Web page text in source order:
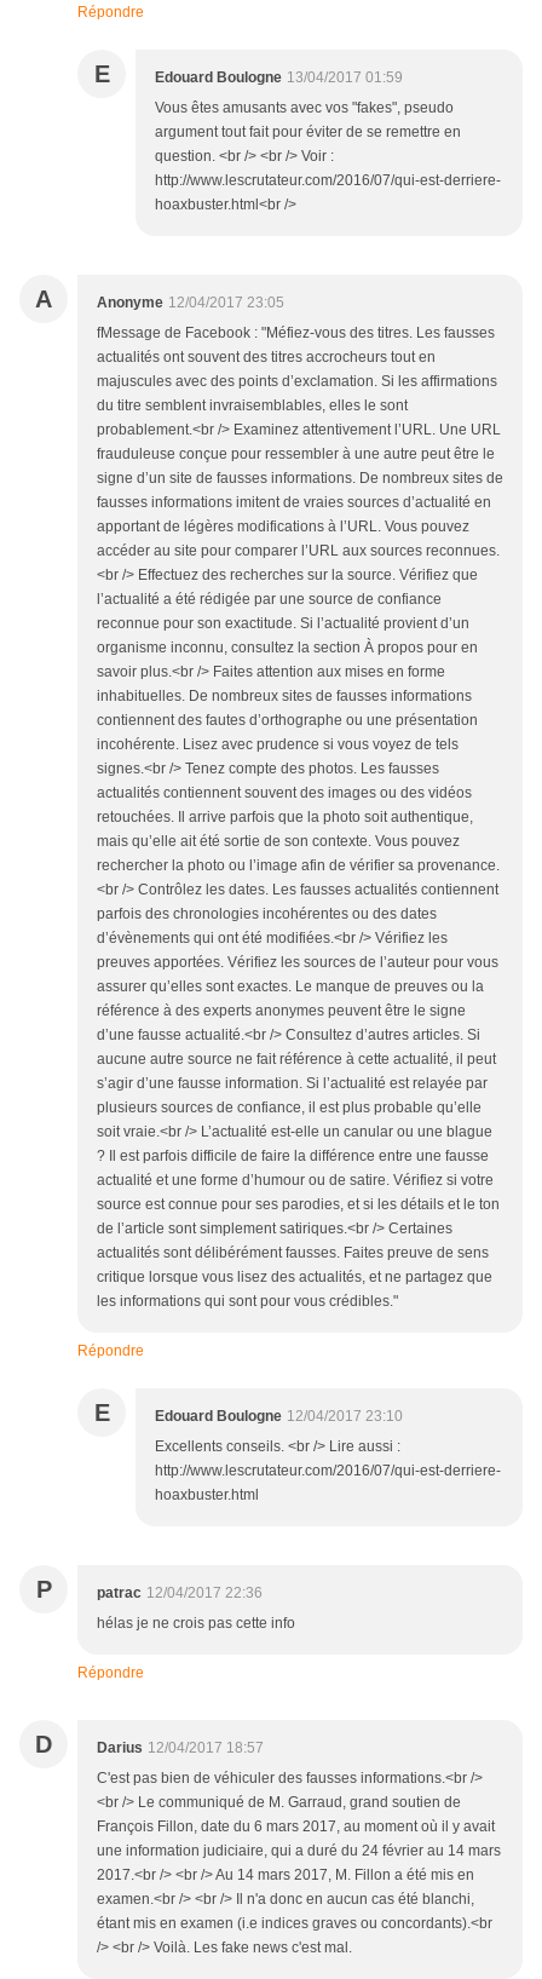
Répondre
E Edouard Boulogne 13/04/2017 01:59
Vous êtes amusants avec vos "fakes", pseudo
argument tout fait pour éviter de se remettre en
question. <br /> <br /> Voir :
http://www.lescrutateur.com/2016/07/qui-est-derriere-
hoaxbuster.html<br />
A Anonyme 12/04/2017 23:05
fMessage de Facebook : "Méfiez-vous des titres. Les fausses
actualités ont souvent des titres accrocheurs tout en
majuscules avec des points d’exclamation. Si les affirmations
du titre semblent invraisemblables, elles le sont
probablement.<br /> Examinez attentivement l’URL. Une URL
frauduleuse conçue pour ressembler à une autre peut être le
signe d’un site de fausses informations. De nombreux sites de
fausses informations imitent de vraies sources d’actualité en
apportant de légères modifications à l’URL. Vous pouvez
accéder au site pour comparer l’URL aux sources reconnues.
<br /> Effectuez des recherches sur la source. Vérifiez que
l’actualité a été rédigée par une source de confiance
reconnue pour son exactitude. Si l’actualité provient d’un
organisme inconnu, consultez la section À propos pour en
savoir plus.<br /> Faites attention aux mises en forme
inhabituelles. De nombreux sites de fausses informations
contiennent des fautes d’orthographe ou une présentation
incohérente. Lisez avec prudence si vous voyez de tels
signes.<br /> Tenez compte des photos. Les fausses
actualités contiennent souvent des images ou des vidéos
retouchées. Il arrive parfois que la photo soit authentique,
mais qu’elle ait été sortie de son contexte. Vous pouvez
rechercher la photo ou l’image afin de vérifier sa provenance.
<br /> Contrôlez les dates. Les fausses actualités contiennent
parfois des chronologies incohérentes ou des dates
d’évènements qui ont été modifiées.<br /> Vérifiez les
preuves apportées. Vérifiez les sources de l’auteur pour vous
assurer qu’elles sont exactes. Le manque de preuves ou la
référence à des experts anonymes peuvent être le signe
d’une fausse actualité.<br /> Consultez d’autres articles. Si
aucune autre source ne fait référence à cette actualité, il peut
s’agir d’une fausse information. Si l’actualité est relayée par
plusieurs sources de confiance, il est plus probable qu’elle
soit vraie.<br /> L’actualité est-elle un canular ou une blague
? Il est parfois difficile de faire la différence entre une fausse
actualité et une forme d’humour ou de satire. Vérifiez si votre
source est connue pour ses parodies, et si les détails et le ton
de l’article sont simplement satiriques.<br /> Certaines
actualités sont délibérément fausses. Faites preuve de sens
critique lorsque vous lisez des actualités, et ne partagez que
les informations qui sont pour vous crédibles."
Répondre
E Edouard Boulogne 12/04/2017 23:10
Excellents conseils. <br /> Lire aussi :
http://www.lescrutateur.com/2016/07/qui-est-derriere-
hoaxbuster.html
P patrac 12/04/2017 22:36
hélas je ne crois pas cette info
Répondre
D Darius 12/04/2017 18:57
C'est pas bien de véhiculer des fausses informations.<br />
<br /> Le communiqué de M. Garraud, grand soutien de
François Fillon, date du 6 mars 2017, au moment où il y avait
une information judiciaire, qui a duré du 24 février au 14 mars
2017.<br /> <br /> Au 14 mars 2017, M. Fillon a été mis en
examen.<br /> <br /> Il n'a donc en aucun cas été blanchi,
étant mis en examen (i.e indices graves ou concordants).<br
/> <br /> Voilà. Les fake news c'est mal.